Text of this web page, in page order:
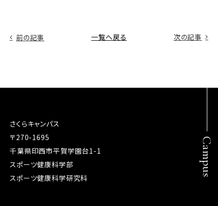
前の記事 一覧へ戻る 次の記事
Campus
さくらキャンパス
〒270-1695
千葉県印西市平賀学園台1-1
スポーツ健康科学部
スポーツ健康科学研究科